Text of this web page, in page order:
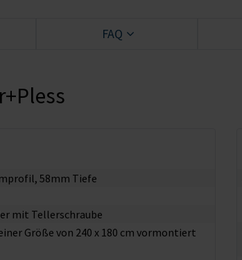
FAQ
58mm Tiefe
mit Tellerschraube
Größe von 240 x 180 cm vormontiert